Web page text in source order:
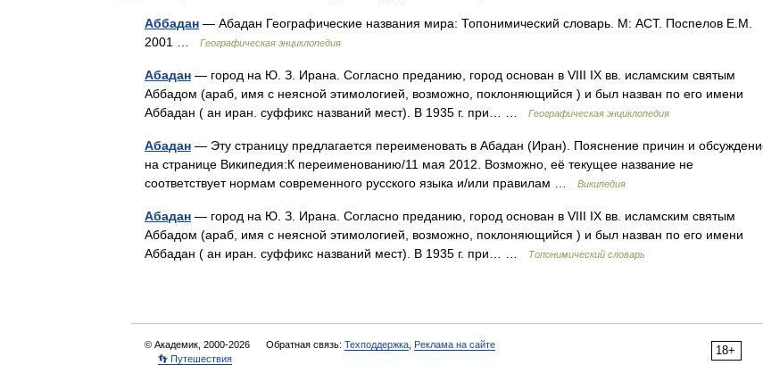
Аббадан — Абадан Географические названия мира: Топонимический словарь. М: АСТ. Поспелов Е.М.
2001 …
Географическая энциклопедия
Абадан — город на Ю. З. Ирана. Согласно преданию, город основан в VIII IX вв. исламским святым
Аббадом (араб, имя с неясной этимологией, возможно, поклоняющийся ) и был назван по его имени
Аббадан ( ан иран. суффикс названий мест). В 1935 г. при… …
Географическая энциклопедия
Абадан — Эту страницу предлагается переименовать в Абадан (Иран). Пояснение причин и
на странице Википедия:К переименованию/11 мая 2012. Возможно, её текущее название не
соответствует нормам современного русского языка и/или правилам …
Википедия
Абадан — город на Ю. З. Ирана. Согласно преданию, город основан в VIII IX вв. исламским святым
Аббадом (араб, имя с неясной этимологией, возможно, поклоняющийся ) и был назван по его имени
Аббадан ( ан иран. суффикс названий мест). В 1935 г. при… …
Топонимический словарь
18+
© Академик, 2000-2026 Обратная связь: Техподдержка Реклама на сайте
👣 Путешествия